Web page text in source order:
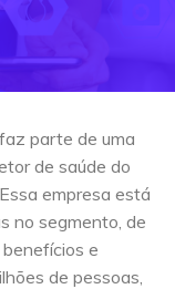
parte de uma
de saúde do
empresa está
no segmento, de
e
de pessoas,